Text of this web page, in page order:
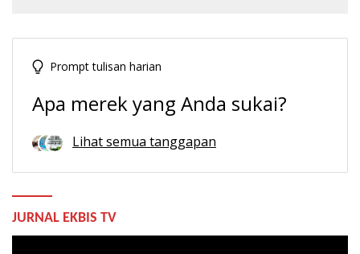
Prompt tulisan harian
Apa merek yang Anda sukai?
Lihat semua tanggapan
JURNAL EKBIS TV